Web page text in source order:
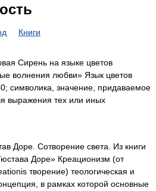
Книги
Сирень на языке цветов
волнения любви» Язык цветов
символика, значение, придаваемое
выражения тех или иных
Доре. Сотворение света. Из книги
Доре» Креационизм (от
творение) теологическая и
в рамках которой основные